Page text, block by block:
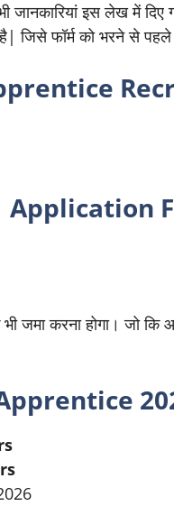
जानकारियां इस लेख में दिए
जिसे फॉर्म को भरने से
Application
जमा करना होगा। जो कि